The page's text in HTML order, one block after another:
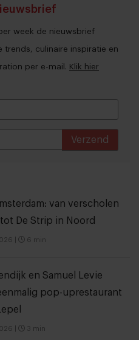
week de nieuwsbrief
trends, culinaire inspiratie en
per e-mail. Klik hier
Verzend
van verscholen
De Strip in Noord
6 min
en Samuel Levie
pop-uprestaurant
3 min